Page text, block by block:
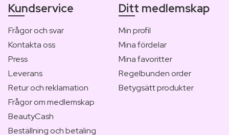
Kundservice
Frågor och svar
Kontakta oss
Press
Leverans
Retur och reklamation
Frågor om medlemskap
BeautyCash
Beställning och betaling
Ditt medlemskap
Min profil
Mina fördelar
Mina favoritter
Regelbunden order
Betygsätt produkter